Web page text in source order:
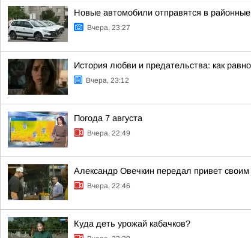
Новые автомобили отправятся в
Вчера, 23:27
История любви и предательства: как
Вчера, 23:12
Погода 7 августа
Вчера, 22:49
Александр Овечкин передал привет
Вчера, 22:46
Куда деть урожай кабачков?